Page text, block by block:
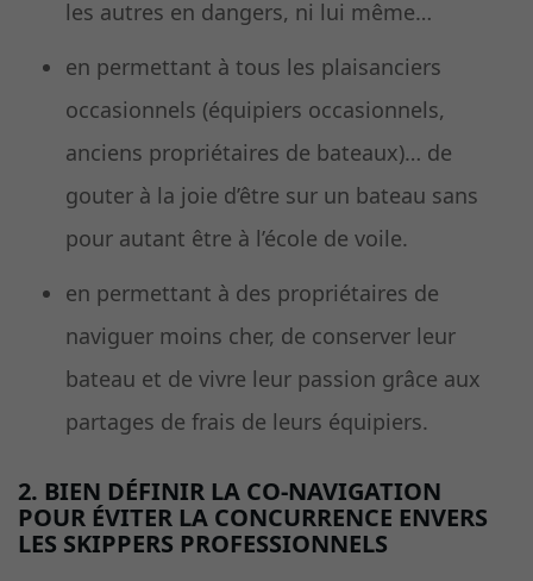
les autres en dangers, ni lui même…
en permettant à tous les plaisanciers
occasionnels (équipiers occasionnels,
anciens propriétaires de bateaux)… de
gouter à la joie d’être sur un bateau sans
pour autant être à l’école de voile.
en permettant à des propriétaires de
naviguer moins cher, de conserver leur
bateau et de vivre leur passion grâce aux
partages de frais de leurs équipiers.
2. BIEN DÉFINIR LA CO-NAVIGATION
POUR ÉVITER LA CONCURRENCE ENVERS
LES SKIPPERS PROFESSIONNELS